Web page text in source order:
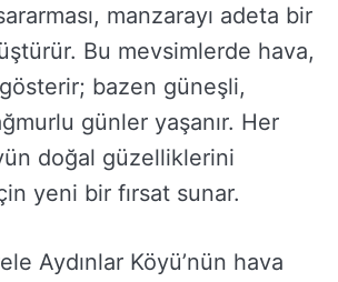
manzarayı adeta bir
Bu mevsimlerde hava,
bazen güneşli,
günler yaşanır. Her
doğal güzelliklerini
yeni bir fırsat sunar.
Aydınlar Köyü’nün hava